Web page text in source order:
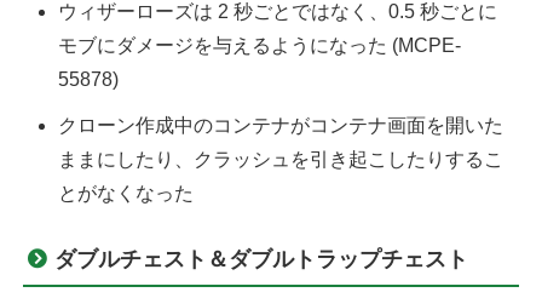
ウィザーローズは 2 秒ごとではなく、0.5 秒ごとに
モブにダメージを与えるようになった (MCPE-
55878)
クローン作成中のコンテナがコンテナ画面を開いた
ままにしたり、クラッシュを引き起こしたりするこ
とがなくなった
ダブルチェスト＆ダブルトラップチェスト